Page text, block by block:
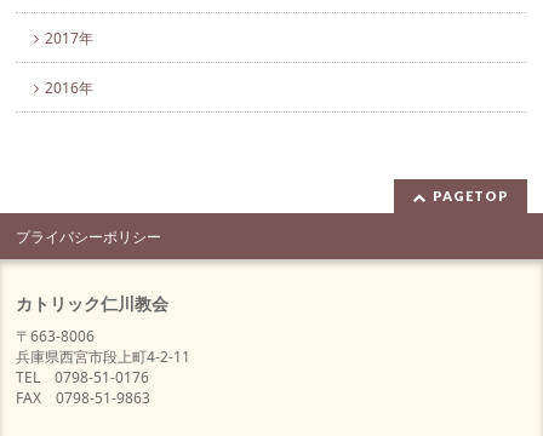
2017年
2016年
PAGETOP
プライバシーポリシー
カトリック仁川教会
〒663-8006
兵庫県西宮市段上町4-2-11
TEL 0798-51-0176
FAX 0798-51-9863